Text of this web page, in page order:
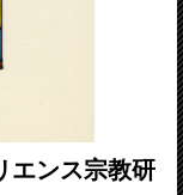
エンス宗教研